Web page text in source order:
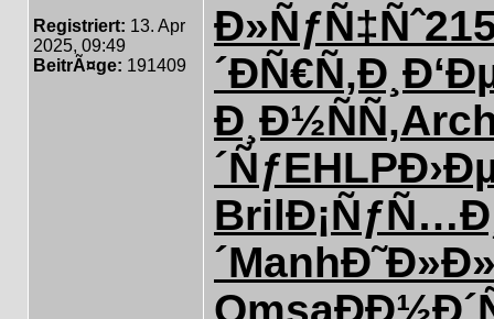
Registriert: 13. Apr
2025, 09:49
BeitrÃ¤ge: 191409
Ð»ÑƒÑ‡Ñˆ
´ÐÑ€Ñ‚Ð¸
Ð¸Ð½ÑÑ‚
´ÑƒEHLP
Bril
´Manh
Omsa